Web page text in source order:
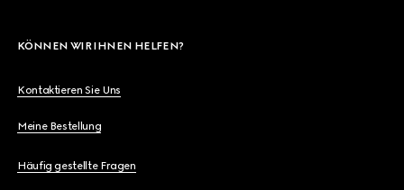
KÖNNEN WIR IHNEN HELFEN?
Kontaktieren Sie Uns
Meine Bestellung
Häufig gestellte Fragen